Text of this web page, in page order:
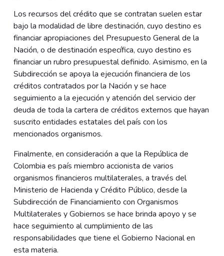
Los recursos del crédito que se contratan suelen estar
bajo la modalidad de libre destinación, cuyo destino es
financiar apropiaciones del Presupuesto General de la
Nación, o de destinación específica, cuyo destino es
financiar un rubro presupuestal definido. Asimismo, en la
Subdirección se apoya la ejecución financiera de los
créditos contratados por la Nación y se hace
seguimiento a la ejecución y atención del servicio der
deuda de toda la cartera de créditos externos que hayan
suscrito entidades estatales del país con los
mencionados organismos.
Finalmente, en consideración a que la República de
Colombia es país miembro accionista de varios
organismos financieros multilaterales, a través del
Ministerio de Hacienda y Crédito Público, desde la
Subdirección de Financiamiento con Organismos
Multilaterales y Gobiernos se hace brinda apoyo y se
hace seguimiento al cumplimiento de las
responsabilidades que tiene el Gobierno Nacional en
esta materia.